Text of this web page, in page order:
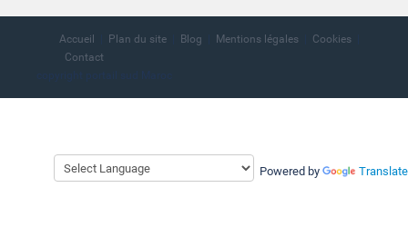
Powered by Translate
Accueil Plan du site Blog Mentions légales
Cookies
Contact